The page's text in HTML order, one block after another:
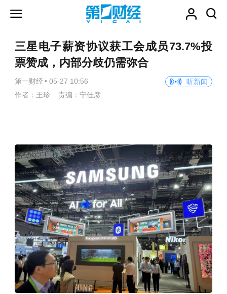
三星电子薪资协议获工会成员73.7%投
票赞成，内部分歧仍需弥合
第一财经 • 05-27 10:56
听新闻
作者：王珍 责编：宁佳彦